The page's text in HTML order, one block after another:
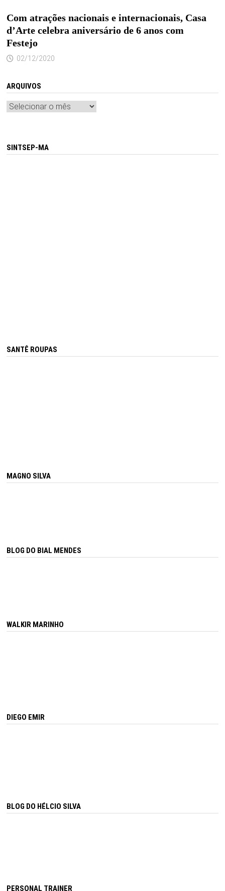
Com atrações nacionais e internacionais, Casa
d’Arte celebra aniversário de 6 anos com
Festejo
02/12/2020
ARQUIVOS
Arquivos
SINTSEP-MA
SANTÊ ROUPAS
MAGNO SILVA
BLOG DO BIAL MENDES
WALKIR MARINHO
DIEGO EMIR
BLOG DO HÉLCIO SILVA
PERSONAL TRAINER